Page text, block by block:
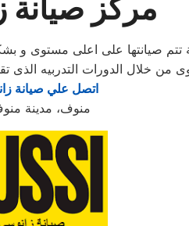
مركز
تتم صيانتها على اعلى مستوى
خلال الدورات التدربيه الذى
اتصل علي صيانة
منوف، مدينة